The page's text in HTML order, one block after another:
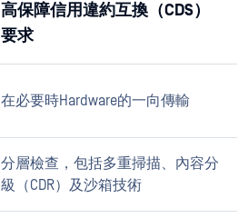
高保障信用違約互換（CDS）
要求
在必要時Hardware的一向傳輸
分層檢查，包括多重掃描、內容分
級（CDR）及沙箱技術